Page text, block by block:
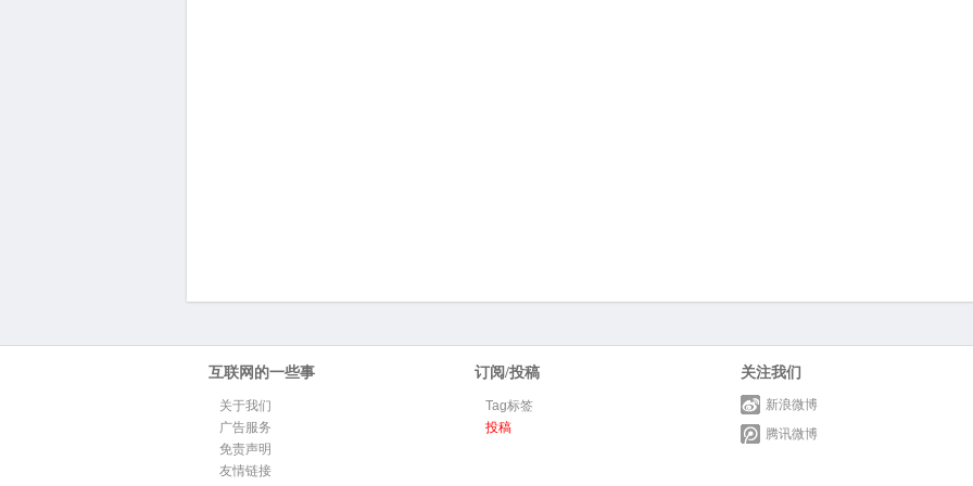
互联网的一些事
关于我们
广告服务
免责声明
友情链接
订阅/投稿
Tag标签
投稿
关注我们
新浪微博
腾讯微博